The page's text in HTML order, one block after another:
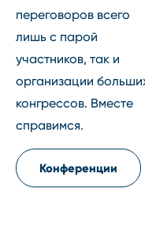
переговоров всего
лишь с парой
участников, так и
организации
конгрессов. Вместе
справимся.
Конференции